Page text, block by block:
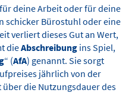
deine Arbeit oder für deine
schicker Bürostuhl oder eine
verliert dieses Gut an Wert,
dieAbschreibung ins Spiel,
“ (AfA) genannt. Sie sorgt
jährlich von der
die Nutzungsdauer des